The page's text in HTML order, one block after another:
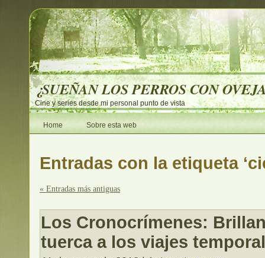
¿SUEÑAN LOS PERROS CON
Cine y series desde mi personal punto de vista
Home Sobre esta web
Entradas con la etiqueta
« Entradas más antiguas
Los Cronocrímenes:
tuerca a los viajes